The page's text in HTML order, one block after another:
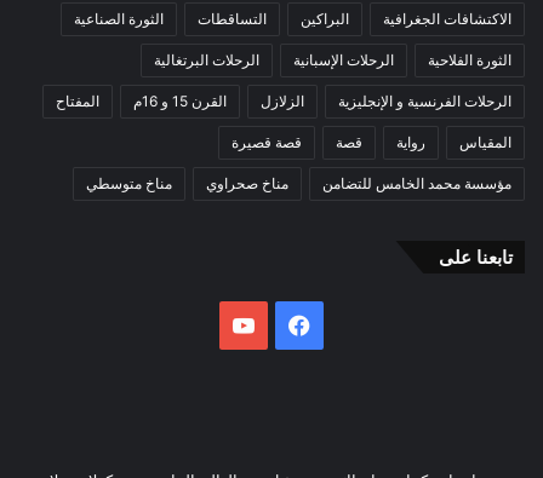
الاكتشافات الجغرافية البراكين التساقطات الثورة الصناعية
الثورة الفلاحية الرحلات الإسبانية الرحلات البرتغالية
الرحلات الفرنسية و الإنجليزية الزلازل القرن 15 و 16م المفتاح
المقياس رواية قصة قصة قصيرة
مؤسسة محمد الخامس للتضامن مناخ صحراوي مناخ متوسطي
تابعنا على
فيسبوك